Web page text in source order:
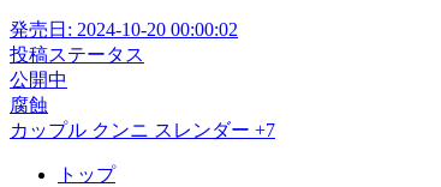
発売日: 2024-10-20 00:00:02
投稿ステータス
公開中
腐蝕
カップル クンニ スレンダー +7
トップ